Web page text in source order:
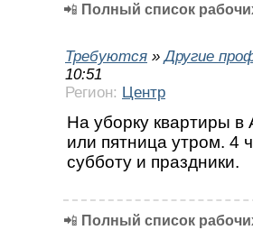
📲 Полный список
Требуются »Другие
10:51
Регион: Центр
На уборку квартиры
или пятница утром. 4
субботу и праздники.
📲 Полный список